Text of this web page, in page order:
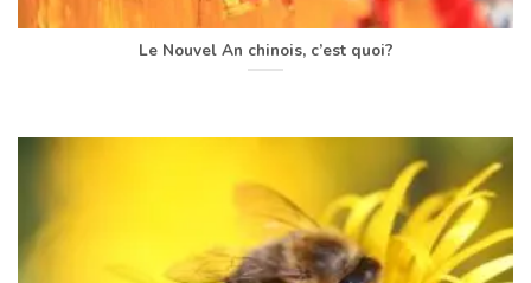
Le Nouvel An chinois, c’est quoi?